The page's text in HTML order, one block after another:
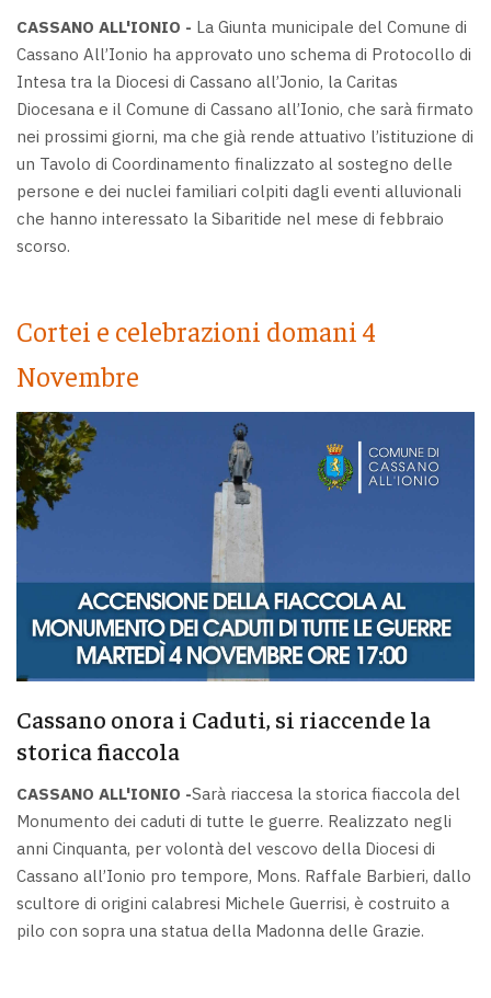
CASSANO ALL'IONIO - La Giunta municipale del Comune di
Cassano All’Ionio ha approvato uno schema di Protocollo di
Intesa tra la Diocesi di Cassano all’Jonio, la Caritas
Diocesana e il Comune di Cassano all’Ionio, che sarà firmato
nei prossimi giorni, ma che già rende attuativo l’istituzione di
un Tavolo di Coordinamento finalizzato al sostegno delle
persone e dei nuclei familiari colpiti dagli eventi alluvionali
che hanno interessato la Sibaritide nel mese di febbraio
scorso.
Cortei e celebrazioni domani 4
Novembre
Cassano onora i Caduti, si riaccende la
storica fiaccola
CASSANO ALL'IONIO -Sarà riaccesa la storica fiaccola del
Monumento dei caduti di tutte le guerre. Realizzato negli
anni Cinquanta, per volontà del vescovo della Diocesi di
Cassano all’Ionio pro tempore, Mons. Raffale Barbieri, dallo
scultore di origini calabresi Michele Guerrisi, è costruito a
pilo con sopra una statua della Madonna delle Grazie.